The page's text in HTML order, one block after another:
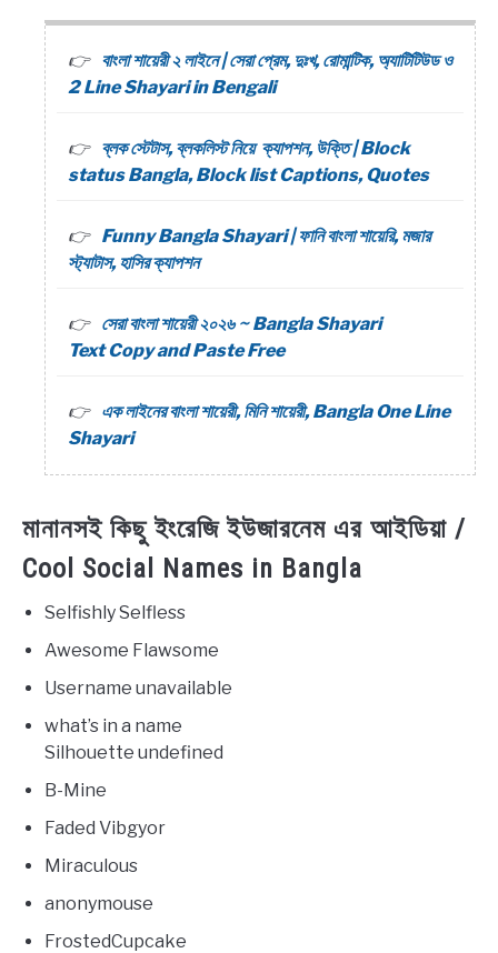
বাংলা শায়েরী ২ লাইনে | সেরা প্রেম, দুঃখ, রোমান্টিক, অ্যাটিটিউড ও
2 Line Shayari in Bengali
ব্লক স্টেটাস, ব্লকলিস্ট নিয়ে ক্যাপশন, উক্তি | Block
status Bangla, Block list Captions, Quotes
Funny Bangla Shayari | ফানি বাংলা শায়েরি, মজার
স্ট্যাটাস, হাসির ক্যাপশন
সেরা বাংলা শায়েরী ২০২৬ ~ Bangla Shayari
Text Copy and Paste Free
এক লাইনের বাংলা শায়েরী, মিনি শায়েরী, Bangla One Line
Shayari
মানানসই কিছু ইংরেজি ইউজারনেম এর আইডিয়া /
Cool Social Names in Bangla
Selfishly Selfless
Awesome Flawsome
Username unavailable
what’s in a name
Silhouette undefined
B-Mine
Faded Vibgyor
Miraculous
anonymouse
FrostedCupcake